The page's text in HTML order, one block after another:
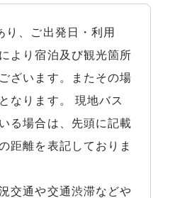
り、ご出発日・利用
より宿泊及び観光箇所
ざいます。またその場
なります。 現地バス
る場合は、先頭に記載
距離を表記しておりま
交通や交通渋滞などや